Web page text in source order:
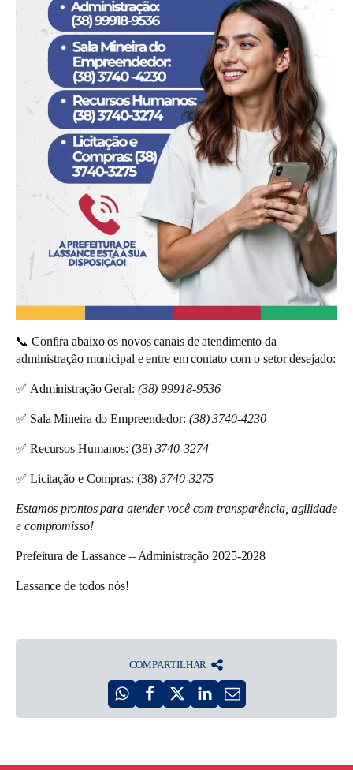
📞 Confira abaixo os novos canais de atendimento da
administração municipal e entre em contato com o setor desejado:
✅ Administração Geral: (38) 99918-9536
✅ Sala Mineira do Empreendedor: (38) 3740-4230
✅ Recursos Humanos: (38) 3740-3274
✅ Licitação e Compras: (38)3740-3275
Estamos prontos para atender você com transparência, agilidade
e compromisso!
Prefeitura de Lassance – Administração 2025-2028
Lassance de todos nós!
COMPARTILHAR